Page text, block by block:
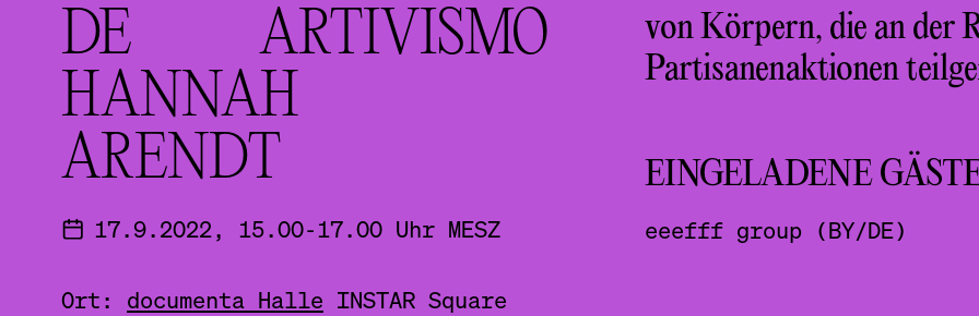
DE ARTIVISMO
HANNAH
ARENDT
17.9.2022, 15.00-17.00 Uhr MESZ
Ort: documenta Halle INSTAR Square
von Körpern, die an der
Partisanenaktionen
EINGELADENE
eeefff group (BY/DE)